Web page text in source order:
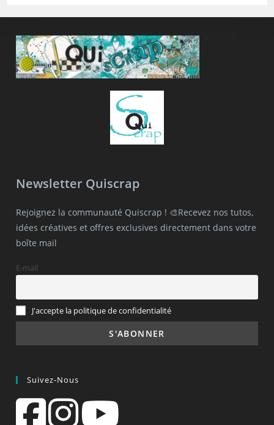
Newsletter Quiscrap
Rejoignez la communauté Quiscrap ! 🎨Recevez nos tutos,
idées créatives et offres exclusives directement dans votre
boîte mail
E-mail
J'accepte la politique de confidentialité
Suivez-Nous